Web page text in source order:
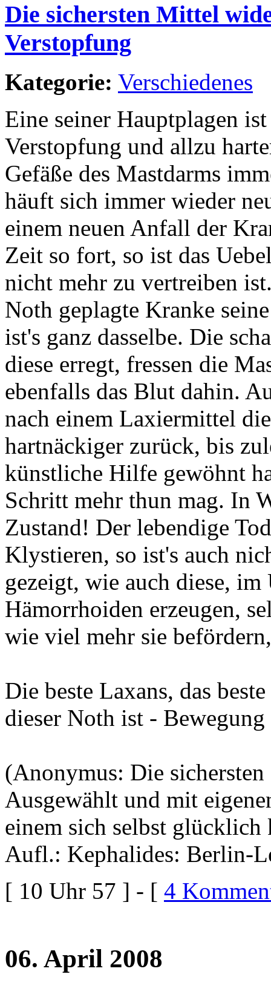
Die sichersten Mittel
Verstopfung
Kategorie: Verschiedenes
Eine seiner Hauptplagen
Verstopfung und allzu
Gefäße des Mastdarms
häuft sich immer wieder
einem neuen Anfall der
Zeit so fort, so ist das
nicht mehr zu vertreiben
Noth geplagte Kranke
ist's ganz dasselbe. Die
diese erregt, fressen die
ebenfalls das Blut dahin.
nach einem Laxiermittel
hartnäckiger zurück, bis
künstliche Hilfe gewöhnt
Schritt mehr thun mag. In
Zustand! Der lebendige
Klystieren, so ist's auch
gezeigt, wie auch diese,
Hämorrhoiden erzeugen,
wie viel mehr sie
Die beste Laxans, das
dieser Noth ist -
(Anonymus: Die
Ausgewählt und mit
einem sich selbst
Aufl.: Kephalides: Berlin-
[ 10 Uhr 57 ] - [ 4
06. April 2008